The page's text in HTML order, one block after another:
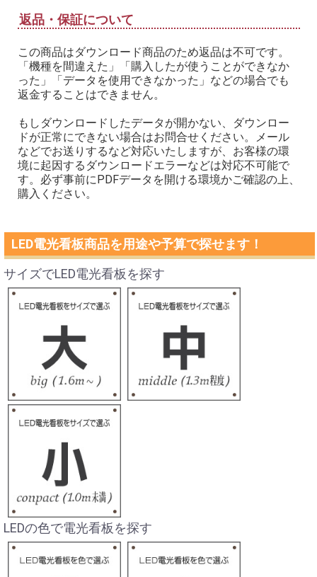
返品・保証について
この商品はダウンロード商品のため返品は不可です。
「機種を間違えた」「購入したが使うことができなか
った」「データを使用できなかった」などの場合でも
返金することはできません。
もしダウンロードしたデータが開かない、ダウンロー
ドが正常にできない場合はお問合せください。メール
などでお送りするなど対応いたしますが、お客様の環
境に起因するダウンロードエラーなどは対応不可能で
す。必ず事前にPDFデータを開ける環境かご確認の上、
購入ください。
LED電光看板商品を用途や予算で探せます！
サイズでLED電光看板を探す
LEDの色で電光看板を探す